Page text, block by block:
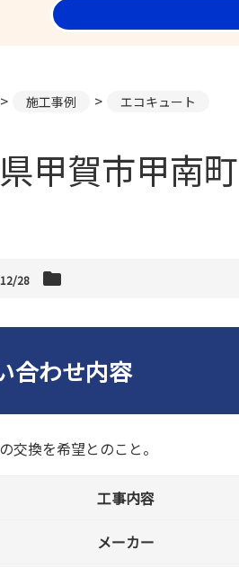
施工事例 エコキュート
甲賀市甲南
28 folder
合わせ内容
交換を希望とのこと。
工事内容
メーカー